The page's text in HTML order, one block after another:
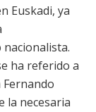
Euskadi, ya
ha referido a
Fernando
la necesaria